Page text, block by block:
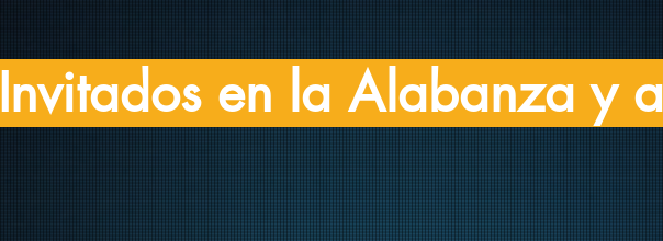
Invitados en la Alabanza y